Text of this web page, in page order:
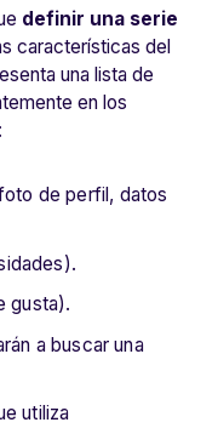
definir una serie
características del
una lista de
en los
de perfil, datos
gusta).
a buscar una
utiliza